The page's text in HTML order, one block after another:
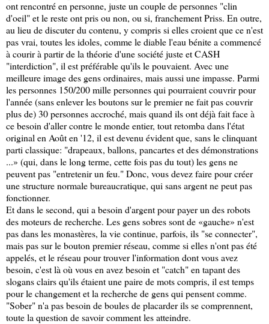
ont rencontré en personne, juste un couple de personnes "clin
d'oeil" et le reste ont pris ou non, ou si, franchement Priss. En outre,
au lieu de discuter du contenu, y compris si elles croient que ce n'est
pas vrai, toutes les idoles, comme le diable l'eau bénite a commencé
à courir à partir de la théorie d'une société juste et CASH
"interdiction", il est préférable qu'ils le pouvaient. Avec une
meilleure image des gens ordinaires, mais aussi une impasse. Parmi
les personnes 150/200 mille personnes qui pourraient couvrir pour
l'année (sans enlever les boutons sur le premier ne fait pas couvrir
plus de) 30 personnes accroché, mais quand ils ont déjà fait face à
ce besoin d'aller contre le monde entier, tout retomba dans l'état
original en Août en '12, il est devenu évident que, sans le clinquant
parti classique: "drapeaux, ballons, pancartes et des démonstrations
...» (qui, dans le long terme, cette fois pas du tout) les gens ne
peuvent pas "entretenir un feu." Donc, vous devez faire pour créer
une structure normale bureaucratique, qui sans argent ne peut pas
fonctionner.
Et dans le second, qui a besoin d'argent pour payer un des robots
des moteurs de recherche. Les gens sobres sont de «gauche» n'est
pas dans les monastères, la vie continue, parfois, ils "se connecter",
mais pas sur le bouton premier réseau, comme si elles n'ont pas été
appelés, et le réseau pour trouver l'information dont vous avez
besoin, c'est là où vous en avez besoin et "catch" en tapant des
slogans clairs qu'ils étaient une paire de mots compris, il est temps
pour le changement et la recherche de gens qui pensent comme.
"Sober" n'a pas besoin de boules de placarder ils se comprennent,
toute la question de savoir comment les atteindre.